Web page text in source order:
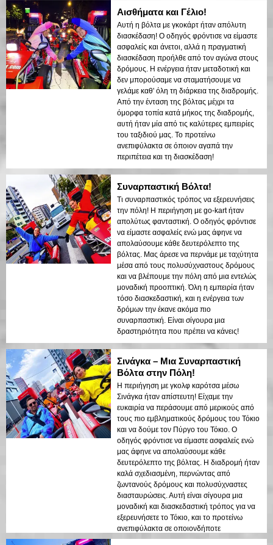
Αισθήματα και Γέλιο!
Αυτή η βόλτα με γκοκάρτ ήταν απόλυτη
διασκέδαση! Ο οδηγός φρόντισε να είμαστε
ασφαλείς και άνετοι, αλλά η πραγματική
διασκέδαση προήλθε από τον αγώνα στους
δρόμους. Η ενέργεια ήταν μεταδοτική και
δεν μπορούσαμε να σταματήσουμε να
γελάμε καθ' όλη τη διάρκεια της διαδρομής.
Από την ένταση της βόλτας μέχρι τα
όμορφα τοπία κατά μήκος της διαδρομής,
αυτή ήταν μία από τις καλύτερες εμπειρίες
του ταξιδιού μας. Το προτείνω
ανεπιφύλακτα σε όποιον αγαπά την
περιπέτεια και τη διασκέδαση!
Συναρπαστική Βόλτα!
Τι συναρπαστικός τρόπος να εξερευνήσεις
την πόλη! Η περιήγηση με go-kart ήταν
απολύτως φανταστική. Ο οδηγός φρόντισε
να είμαστε ασφαλείς ενώ μας άφηνε να
απολαύσουμε κάθε δευτερόλεπτο της
βόλτας. Μας άρεσε να περνάμε με ταχύτητα
μέσα από τους πολυσύχναστους δρόμους
και να βλέπουμε την πόλη από μια εντελώς
μοναδική προοπτική. Όλη η εμπειρία ήταν
τόσο διασκεδαστική, και η ενέργεια των
δρόμων την έκανε ακόμα πιο
συναρπαστική. Είναι σίγουρα μια
δραστηριότητα που πρέπει να κάνεις!
Σινάγκα – Μια Συναρπαστική
Βόλτα στην Πόλη!
Η περιήγηση με γκολφ καρότσα μέσω
Σινάγκα ήταν απίστευτη! Είχαμε την
ευκαιρία να περάσουμε από μερικούς από
τους πιο εμβληματικούς δρόμους του Τόκιο
και να δούμε τον Πύργο του Τόκιο. Ο
οδηγός φρόντισε να είμαστε ασφαλείς ενώ
μας άφηνε να απολαύσουμε κάθε
δευτερόλεπτο της βόλτας. Η διαδρομή ήταν
καλά σχεδιασμένη, περνώντας από
ζωντανούς δρόμους και πολυσύχναστες
διασταυρώσεις. Αυτή είναι σίγουρα μια
μοναδική και διασκεδαστική τρόπος για να
εξερευνήσετε το Τόκιο, και το προτείνω
ανεπιφύλακτα σε οποιονδήποτε
επισκέπτεται την πόλη!